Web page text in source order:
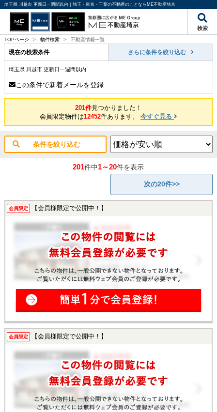
埼玉県 川越市 更新日一週間以内｜埼玉・東京・千葉の不動産のことならME不動産埼京
検索
TOPページ > 物件検索 > 不動産情報一覧
現在の検索条件 さらに条件を絞り込む
埼玉県 川越市 更新日一週間以内
この条件で新着メールを登録
201件見つかりました！
会員限定物件は12452件あります。 今すぐ見る
条件を絞り込む
201件中1～20件を表示
次の20件>>
会員限定 【会員様限定で公開中！】
会員限定 【会員様限定で公開中！】